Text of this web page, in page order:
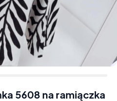
5608 na ramiączka